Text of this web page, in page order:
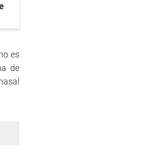
es
de